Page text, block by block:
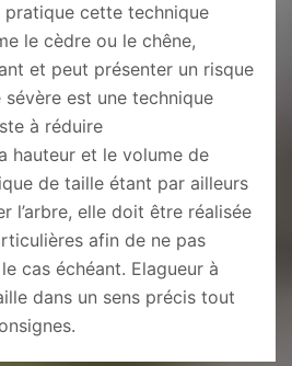
cette technique
le cèdre ou le chêne,
et peut présenter un risque
est une technique
à réduire
hauteur et le volume de
de taille étant par ailleurs
l’arbre, elle doit être réalisée
afin de ne pas
cas échéant. Elagueur à
dans un sens précis tout